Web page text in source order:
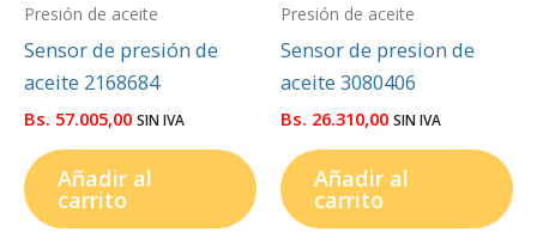
Presión de aceite
Sensor de presión de
aceite 2168684
Bs. 57.005,00 SIN IVA
Añadir al
carrito
Presión de aceite
Sensor de presion de
aceite 3080406
Bs. 26.310,00 SIN IVA
Añadir al
carrito